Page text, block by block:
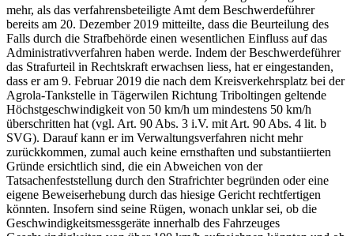
mehr, als das verfahrensbeteiligte Amt dem Beschwerdeführer
bereits am 20. Dezember 2019 mitteilte, dass die Beurteilung des
Falls durch die Strafbehörde einen wesentlichen Einfluss auf das
Administrativverfahren haben werde. Indem der Beschwerdeführer
das Strafurteil in Rechtskraft erwachsen liess, hat er eingestanden,
dass er am 9. Februar 2019 die nach dem Kreisverkehrsplatz bei der
Agrola-Tankstelle in Tägerwilen Richtung Triboltingen geltende
Höchstgeschwindigkeit von 50 km/h um mindestens 50 km/h
überschritten hat (vgl. Art. 90 Abs. 3 i.V. mit Art. 90 Abs. 4 lit. b
SVG). Darauf kann er im Verwaltungsverfahren nicht mehr
zurückkommen, zumal auch keine ernsthaften und substantiierten
Gründe ersichtlich sind, die ein Abweichen von der
Tatsachenfeststellung durch den Strafrichter begründen oder eine
eigene Beweiserhebung durch das hiesige Gericht rechtfertigen
könnten. Insofern sind seine Rügen, wonach unklar sei, ob die
Geschwindigkeitsmessgeräte innerhalb des Fahrzeuges